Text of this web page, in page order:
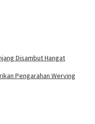
Disambut Hangat
Pengarahan Werving